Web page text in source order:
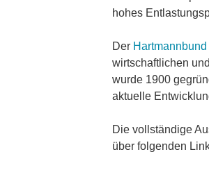
hohes
Der
wirtschaftlichen
wurde 1900
aktuelle
Die vollständige
über folgenden